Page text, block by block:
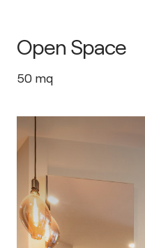
Open Space
50 mq